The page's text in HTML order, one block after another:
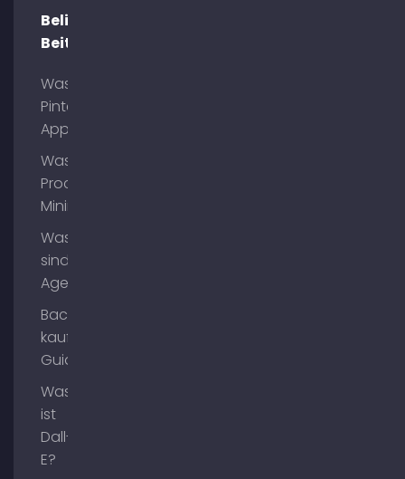
Beliebte
Beiträge
Was ist
Pinterest
App?
Was ist
Process
Mining?
Was
sind AI
Agents?
Backlinks
kaufen
Guide
Was
ist
Dall-
E?